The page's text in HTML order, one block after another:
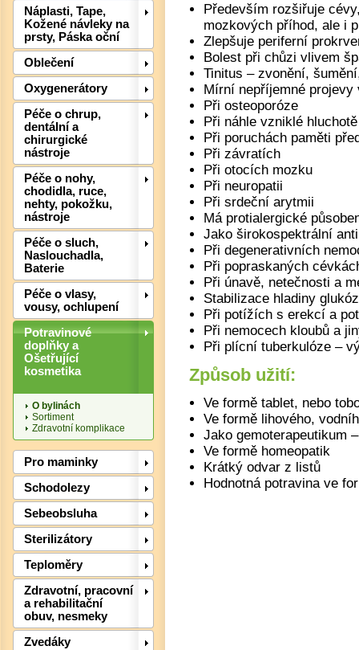
Náplasti, Tape,
Kožené návleky na
prsty, Páska oční
Oblečení
Oxygenerátory
Péče o chrup,
dentální a
chirurgické
nástroje
Péče o nohy,
chodidla, ruce,
nehty, pokožku,
nástroje
Péče o sluch,
Naslouchadla,
Baterie
Péče o vlasy,
vousy, ochlupení
Potravinové
doplňky a
Ošetřující
kosmetika
O bylinách
Sortiment
Zdravotní komplikace
Pro maminky
Schodolezy
Sebeobsluha
Sterilizátory
Teploměry
Zdravotní, pracovní
a rehabilitační
obuv, nesmeky
Zvedáky
Především rozšiřuje
mozkových příhod, ale i
Zlepšuje periferní
Bolest při chůzi vlivem
Tinitus – zvonění,
Mírní nepříjemné projevy
Při osteoporóze
Při náhle vzniklé hluchotě
Při poruchách paměti
Při závratích
Při otocích mozku
Při neuropatii
Při srdeční arytmii
Má protialergické
Jako širokospektrální
Při degenerativních
Při popraskaných
Při únavě, netečnosti a
Stabilizace hladiny
Při potížích s erekcí a
Při nemocech kloubů a
Při plícní tuberkulóze –
Způsob užití:
Ve formě tablet, nebo
Ve formě lihového,
Jako gemoterapeutikum
Ve formě homeopatik
Krátký odvar z listů
Hodnotná potravina ve